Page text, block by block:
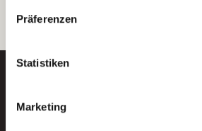
Ihre Einwilligung selbstverständlich
indem Sie die Cookie-Einstellungen
unserer
Präferenzen
Statistiken
Marketing